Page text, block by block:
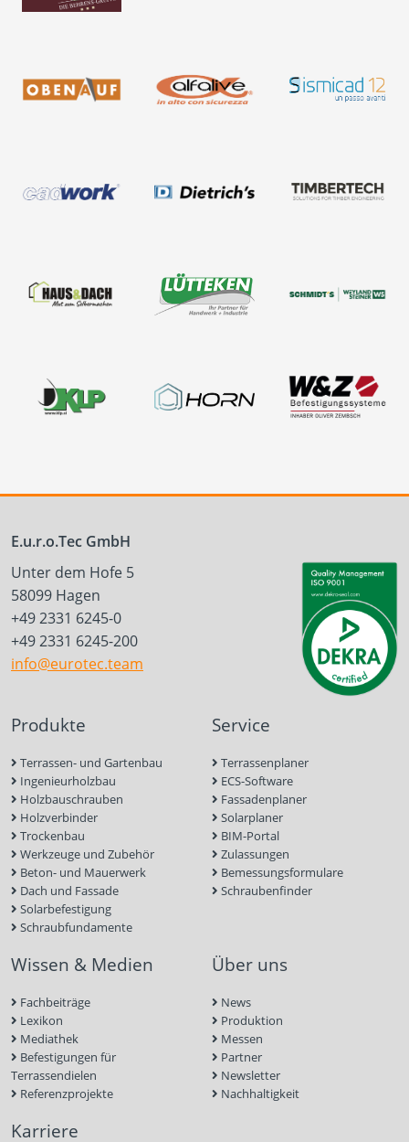
E.u.r.o.Tec GmbH
Unter dem Hofe 5
58099 Hagen
+49 2331 6245-0
+49 2331 6245-200
info@eurotec.team
Produkte
Terrassen- und Gartenbau
Ingenieurholzbau
Holzbauschrauben
Holzverbinder
Trockenbau
Werkzeuge und Zubehör
Beton- und Mauerwerk
Dach und Fassade
Solarbefestigung
Schraubfundamente
Service
Terrassenplaner
ECS-Software
Fassadenplaner
Solarplaner
BIM-Portal
Zulassungen
Bemessungsformulare
Schraubenfinder
Wissen & Medien
Fachbeiträge
Lexikon
Mediathek
Befestigungen für
Terrassendielen
Referenzprojekte
Über uns
News
Produktion
Messen
Partner
Newsletter
Nachhaltigkeit
Karriere